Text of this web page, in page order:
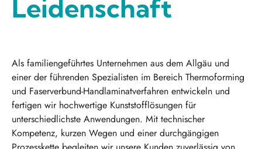
Leidenschaft
Als familiengeführtes Unternehmen aus dem Allgäu und
einer der führenden Spezialisten im Bereich Thermoforming
und Faserverbund-Handlaminatverfahren entwickeln und
fertigen wir hochwertige Kunststofflösungen für
unterschiedlichste Anwendungen. Mit technischer
Kompetenz, kurzen Wegen und einer durchgängigen